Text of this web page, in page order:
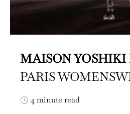
MAISON YOSHIKI
PARIS
4 minute read